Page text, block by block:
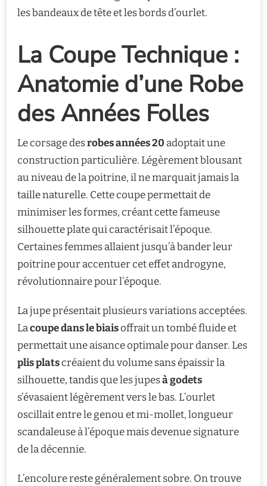
les bandeaux de tête et les bords d’ourlet.
La Coupe Technique :
Anatomie d’une Robe
des Années Folles
Le corsage desrobes années 20 adoptait une
construction particulière. Légèrement blousant
au niveau de la poitrine, il ne marquait jamais la
taille naturelle. Cette coupe permettait de
minimiser les formes, créant cette fameuse
silhouette plate qui caractérisait l’époque.
Certaines femmes allaient jusqu’à bander leur
poitrine pour accentuer cet effet androgyne,
révolutionnaire pour l’époque.
La jupe présentait plusieurs variations acceptées.
Lacoupe dans le biaisoffrait un tombé fluide et
permettait une aisance optimale pour danser. Les
plis platscréaient du volume sans épaissir la
silhouette, tandis que les jupesà godets
s’évasaient légèrement vers le bas. L’ourlet
oscillait entre le genou et mi-mollet, longueur
scandaleuse à l’époque mais devenue signature
de la décennie.
L’encolure reste généralement sobre. On trouve